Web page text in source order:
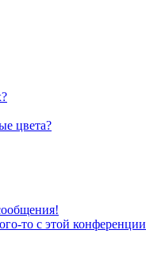
цвета?
то с этой